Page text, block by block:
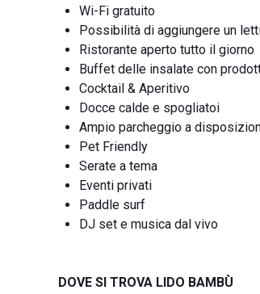
Wi-Fi gratuito
Possibilità di aggiungere un
Ristorante aperto tutto il giorno
Buffet delle insalate con
Cocktail & Aperitivo
Docce calde e spogliatoi
Ampio parcheggio a
Pet Friendly
Serate a tema
Eventi privati
Paddle surf
DJ set e musica dal vivo
DOVE SI TROVA LIDO BAMBÙ